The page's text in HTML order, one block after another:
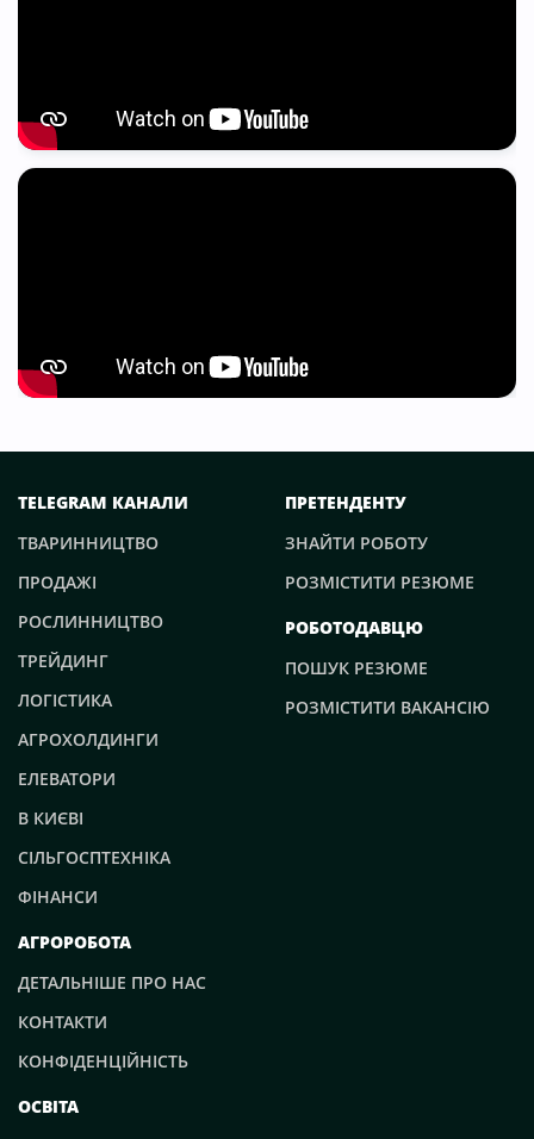
TELEGRAM КАНАЛИ
ТВАРИННИЦТВО
ПРОДАЖІ
РОСЛИННИЦТВО
ТРЕЙДИНГ
ЛОГІСТИКА
АГРОХОЛДИНГИ
ЕЛЕВАТОРИ
В КИЄВІ
СІЛЬГОСПТЕХНІКА
ФІНАНСИ
ПРЕТЕНДЕНТУ
ЗНАЙТИ РОБОТУ
РОЗМІСТИТИ РЕЗЮМЕ
РОБОТОДАВЦЮ
ПОШУК РЕЗЮМЕ
РОЗМІСТИТИ ВАКАНСІЮ
АГРОРОБОТА
ДЕТАЛЬНІШЕ ПРО НАС
КОНТАКТИ
КОНФІДЕНЦІЙНІСТЬ
ОСВІТА